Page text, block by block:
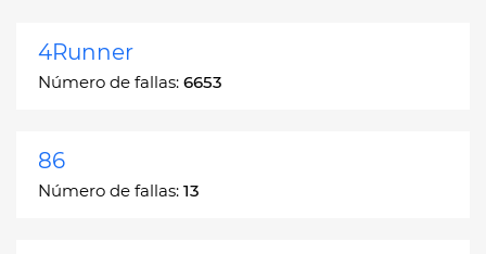
4Runner
Número de fallas: 6653
86
Número de fallas: 13